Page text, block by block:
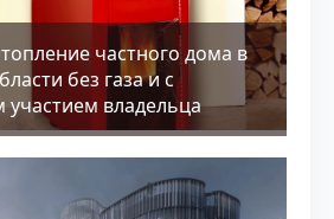
частного дома в
без газа и с
владельца